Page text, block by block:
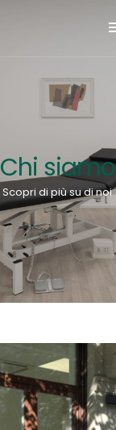
Chi siamo
Scopri di più su di noi